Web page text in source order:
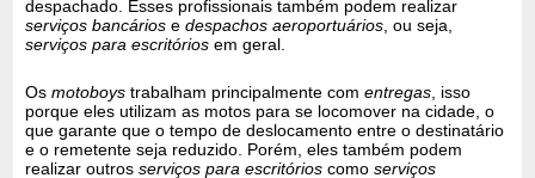
despachado. Esses profissionais também podem realizar
serviços bancários edespachos aeroportuários , ou seja,
serviços para escritórios em geral.
Osmotoboys trabalham principalmente comentregas , isso
porque eles utilizam as motos para se locomover na cidade, o
que garante que o tempo de deslocamento entre o destinatário
e o remetente seja reduzido. Porém, eles também podem
realizar outrosserviços para escritórios comoserviços